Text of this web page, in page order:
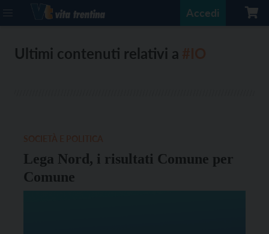
Accedi
Ultimi contenuti relativi a
Lega Nord, i risultati Comune per
Comune